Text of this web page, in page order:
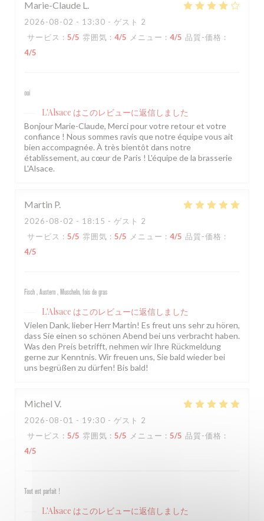
Marie-Claude L
2026-08-02 - 13:30 - ゲスト 2
サービス : 5/5 雰囲気 : 4/5 メニュー : 4/5 品質-価格 :
4/5
oui
L'Alsace はこのレビューに返信しました
Bonjour Marie-Claude, Merci pour votre retour et votre
confiance ! Nous sommes ravis que notre équipe vous ait
bien accompagnée. À très bientôt dans notre
établissement, au cœur de Paris ! L'équipe de la brasserie
L'Alsace.
Martin P
2026-08-02 - 18:15 - ゲスト 2
サービス : 5/5 雰囲気 : 5/5 メニュー : 4/5 品質-価格 :
4/5
Fisch , Austern , Muscheln, fois de gras
L'Alsace はこのレビューに返信しました
Vielen Dank, lieber Herr Martin! Es freut uns sehr zu hören,
dass Sie einen so schönen Abend bei uns verbracht haben.
Was den Preis betrifft, nehmen wir Ihre Rückmeldung
gerne zur Kenntnis. Wir freuen uns, Sie bald wieder bei
uns begrüßen zu dürfen! Bis bald!
Michel V
2026-08-01 - 19:30 - ゲスト 2
サービス : 5/5 雰囲気 : 5/5 メニュー : 5/5 品質-価格 :
4/5
Tout est parfait !
L'Alsace はこのレビューに返信しました